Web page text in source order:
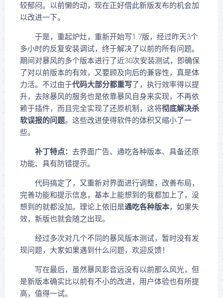
较郁闷。以前懒的动，现在正好借此新版发布的机会加
以改进一下。
于是，重起炉灶，重新开始写1.7版，经过昨天3个
多小时的反复安装调试，终于解决了以前的所有问题。
期间对暴风的多个版本进行了近30次安装测试，即确保
了对以前版本的有效，又要顾及向后的兼容性，真是体
力活。不过由于代码大部分都重写了，执行效率得以提
升，去除暴风的服务也是依靠暴风自身来实现，不再依
赖于插件，而且完全实现了还原机制，这将彻底解决杀
软误报的问题。这些改进使得软件的体积又缩小了一
些。
补丁特点： 去界面广告、通吃各种版本、具备还原
功能、具有防错提示。
代码搞定了，又重新对界面进行调整，改善布局，
完善功能和提示信息，基本上能想到的我都加上了，没
想到的就都没加。理论上依旧是通吃各种版本，如果失
效，新版也就会随之出现。
经过多次对几个不同的暴风版本测试，暂时没有发
现问题，大家如果遇到什么问题，欢迎反馈！
写在最后，虽然暴风影音远没有以前那么风光，但
是新版本确实比以前有不小的改进，用户体验也有所提
高，值得一试。